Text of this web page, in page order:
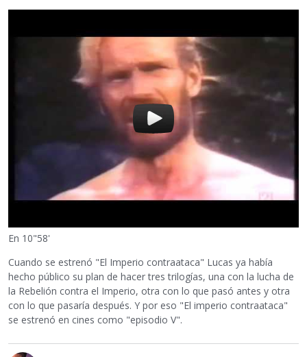
En 10"58'
Cuando se estrenó "El Imperio contraataca" Lucas ya había
hecho público su plan de hacer tres trilogías, una con la lucha de
la Rebelión contra el Imperio, otra con lo que pasó antes y otra
con lo que pasaría después. Y por eso "El imperio contraataca"
se estrenó en cines como "episodio V".